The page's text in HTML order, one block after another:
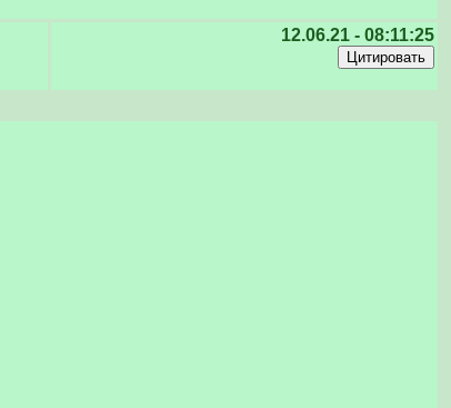
12.06.21 - 08:11:25